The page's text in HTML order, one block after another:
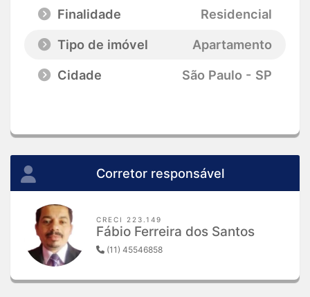
Finalidade
Residencial
Tipo de imóvel
Apartamento
Cidade
São Paulo - SP
Corretor responsável
CRECI 223.149
Fábio Ferreira dos Santos
(11) 45546858